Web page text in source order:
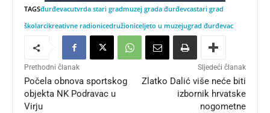
TAGSđurđevacutvrda stari gradmuzej grada đurđevcastari grad
školarcikreativne radionicedružioniceljeto u muzejugrad đurđevac
Prethodni članak
Počela obnova sportskog
objekta NK Podravac u
Virju
Sljedeći članak
Zlatko Dalić više neće biti
izbornik hrvatske
nogometne